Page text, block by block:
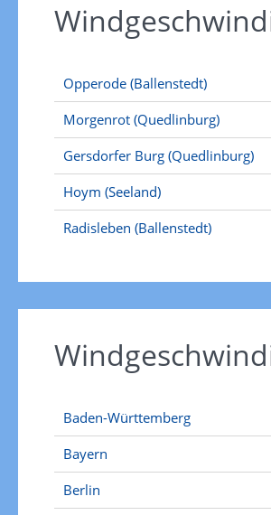
Opperode (Ballenstedt)
Morgenrot (Quedlinburg)
Gersdorfer Burg (Quedlinburg)
Hoym (Seeland)
Radisleben (Ballenstedt)
Baden-Württemberg
Bayern
Berlin